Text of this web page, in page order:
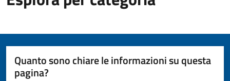
Quanto sono chiare le informazioni su questa
pagina?